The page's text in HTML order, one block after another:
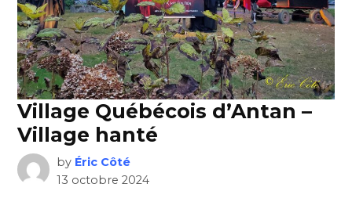
Village Québécois d’Antan –
Village hanté
by Éric Côté
13 octobre 2024